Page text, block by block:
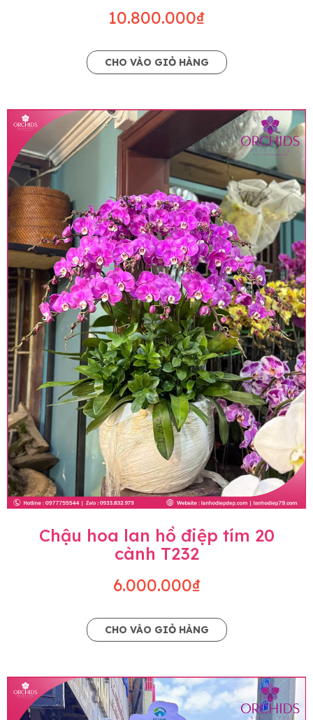
10.800.000₫
CHO VÀO GIỎ HÀNG
Chậu hoa lan hồ điệp tím 20
cành T232
6.000.000₫
CHO VÀO GIỎ HÀNG